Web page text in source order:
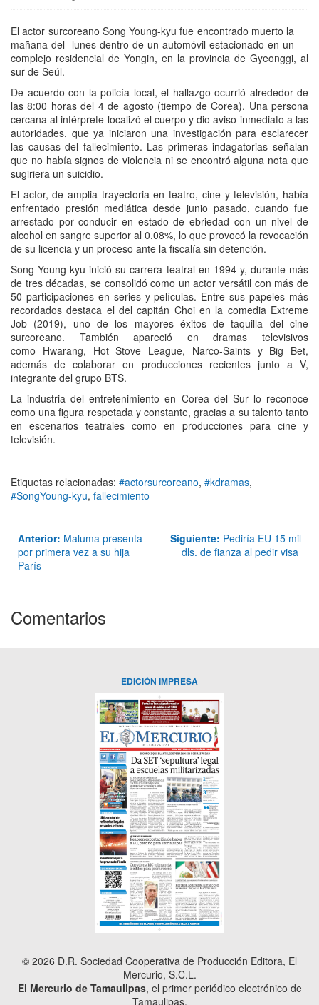
El actor surcoreano Song Young-kyu fue encontrado muerto la
mañana del lunes dentro de un automóvil estacionado en un
complejo residencial de Yongin, en la provincia de Gyeonggi, al
sur de Seúl.
De acuerdo con la policía local, el hallazgo ocurrió alrededor de
las 8:00 horas del 4 de agosto (tiempo de Corea). Una persona
cercana al intérprete localizó el cuerpo y dio aviso inmediato a las
autoridades, que ya iniciaron una investigación para esclarecer
las causas del fallecimiento. Las primeras indagatorias señalan
que no había signos de violencia ni se encontró alguna nota que
sugiriera un suicidio.
El actor, de amplia trayectoria en teatro, cine y televisión, había
enfrentado presión mediática desde junio pasado, cuando fue
arrestado por conducir en estado de ebriedad con un nivel de
alcohol en sangre superior al 0.08%, lo que provocó la revocación
de su licencia y un proceso ante la fiscalía sin detención.
Song Young-kyu inició su carrera teatral en 1994 y, durante más
de tres décadas, se consolidó como un actor versátil con más de
50 participaciones en series y películas. Entre sus papeles más
recordados destaca el del capitán Choi en la comedia Extreme
Job (2019), uno de los mayores éxitos de taquilla del cine
surcoreano. También apareció en dramas televisivos
como Hwarang, Hot Stove League, Narco-Saints y Big Bet,
además de colaborar en producciones recientes junto a V,
integrante del grupo BTS.
La industria del entretenimiento en Corea del Sur lo reconoce
como una figura respetada y constante, gracias a su talento tanto
en escenarios teatrales como en producciones para cine y
televisión.
Etiquetas relacionadas: #actorsurcoreano, #kdramas,
#SongYoung-kyu, fallecimiento
Anterior: Maluma presenta
por primera vez a su hija
París
Siguiente: Pediría EU 15 mil
dls. de fianza al pedir visa
Comentarios
EDICIÓN IMPRESA
© 2026 D.R. Sociedad Cooperativa de Producción Editora, El
Mercurio, S.C.L.
El Mercurio de Tamaulipas, el primer periódico electrónico de
Tamaulipas.